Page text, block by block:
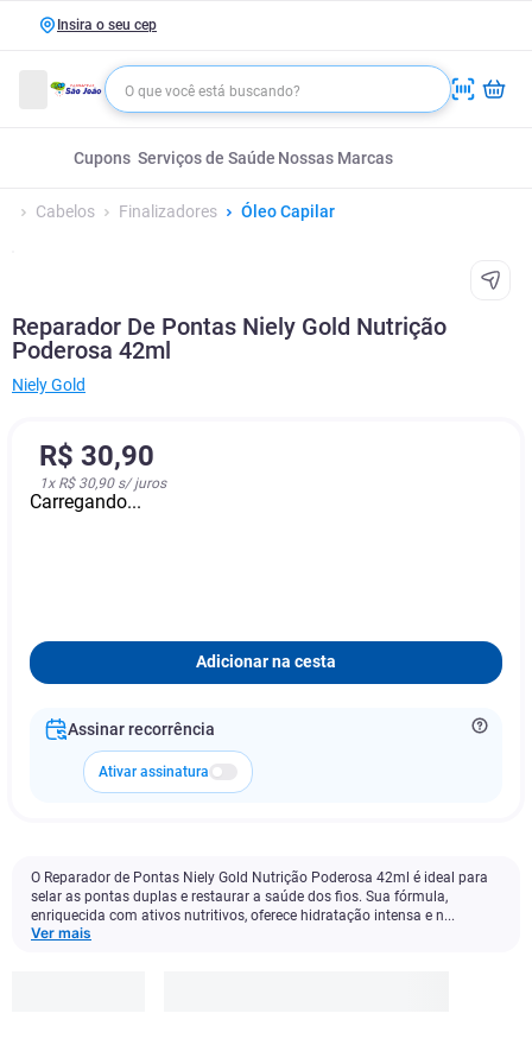
Insira o seu cep
Cupons Serviços de Saúde Nossas Marcas
Cabelos Finalizadores Óleo Capilar
Reparador De Pontas Niely Gold Nutrição
Poderosa 42ml
Niely Gold
R$ 30,90
1x R$ 30,90s/ juros
Carregando...
Adicionar na cesta
Assinar recorrência
Ativar assinatura
O Reparador de Pontas Niely Gold Nutrição Poderosa 42ml é ideal para
selar as pontas duplas e restaurar a saúde dos fios. Sua fórmula,
enriquecida com ativos nutritivos, oferece hidratação intensa e n...
Ver mais